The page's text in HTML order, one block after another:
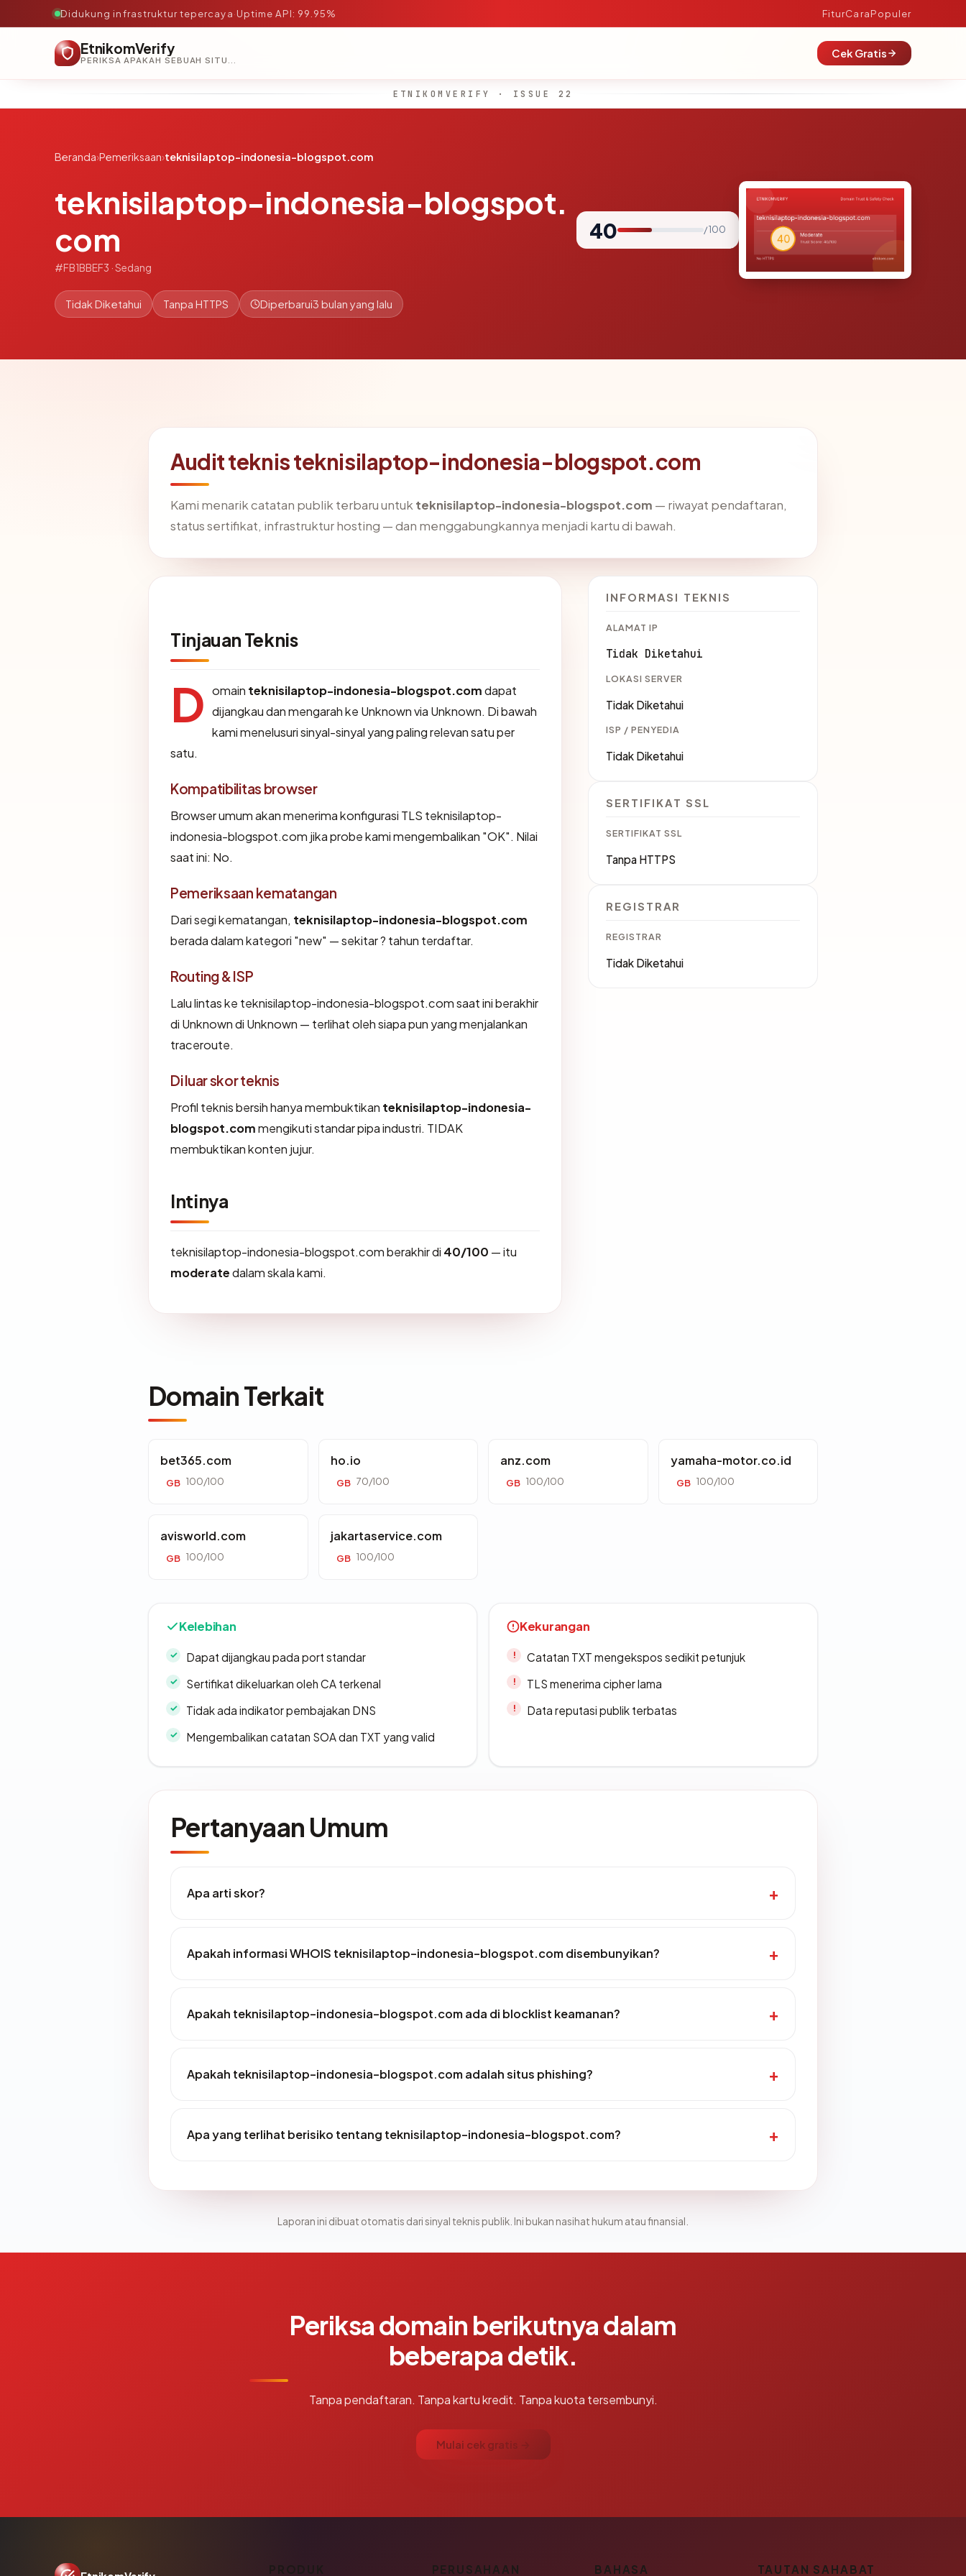
Didukung infrastruktur tepercaya·Uptime API: 99.95% FiturCaraPopuler
EtnikomVerify
PERIKSA APAKAH SEBUAH SITUS AMAN, TEPERCAYA, DAN TERVERIFIKASI DALAM HITUNGAN DETIK.
Cek Gratis
ETNIKOMVERIFY · ISSUE 22
Beranda›Pemeriksaan›teknisilaptop-indonesia-blogspot.com
teknisilaptop-indonesia-blogspot.
com
#FB1BBEF3 · Sedang
40 / 100
Tidak Diketahui Tanpa HTTPS Diperbarui3 bulan yang lalu
Audit teknis teknisilaptop-indonesia-blogspot.com
Kami menarik catatan publik terbaru untuk teknisilaptop-indonesia-blogspot.com — riwayat pendaftaran,
status sertifikat, infrastruktur hosting — dan menggabungkannya menjadi kartu di bawah.
Tinjauan Teknis
D omain teknisilaptop-indonesia-blogspot.comdapat
dijangkau dan mengarah ke Unknown via Unknown. Di bawah
kami menelusuri sinyal-sinyal yang paling relevan satu per
satu.
Kompatibilitas browser
Browser umum akan menerima konfigurasi TLS teknisilaptop-
indonesia-blogspot.com jika probe kami mengembalikan "OK". Nilai
saat ini: No.
Pemeriksaan kematangan
Dari segi kematangan, teknisilaptop-indonesia-blogspot.com
berada dalam kategori "new" — sekitar ? tahun terdaftar.
Routing & ISP
Lalu lintas ke teknisilaptop-indonesia-blogspot.com saat ini berakhir
di Unknown di Unknown — terlihat oleh siapa pun yang menjalankan
traceroute.
Di luar skor teknis
Profil teknis bersih hanya membuktikan teknisilaptop-indonesia-
blogspot.commengikuti standar pipa industri. TIDAK
membuktikan konten jujur.
Intinya
teknisilaptop-indonesia-blogspot.com berakhir di 40/100 — itu
moderatedalam skala kami.
INFORMASI TEKNIS
ALAMAT IP
Tidak Diketahui
LOKASI SERVER
Tidak Diketahui
ISP / PENYEDIA
Tidak Diketahui
SERTIFIKAT SSL
SERTIFIKAT SSL
Tanpa HTTPS
REGISTRAR
REGISTRAR
Tidak Diketahui
Domain Terkait
bet365.com
GB 100/100
ho.io
GB 70/100
anz.com
GB 100/100
yamaha-motor.co.id
GB 100/100
avisworld.com
GB 100/100
jakartaservice.com
GB 100/100
Kelebihan
Dapat dijangkau pada port standar
Sertifikat dikeluarkan oleh CA terkenal
Tidak ada indikator pembajakan DNS
Mengembalikan catatan SOA dan TXT yang valid
Kekurangan
Catatan TXT mengekspos sedikit petunjuk
TLS menerima cipher lama
Data reputasi publik terbatas
Pertanyaan Umum
Apa arti skor?
Apakah informasi WHOIS teknisilaptop-indonesia-blogspot.com disembunyikan?
Apakah teknisilaptop-indonesia-blogspot.com ada di blocklist keamanan?
Apakah teknisilaptop-indonesia-blogspot.com adalah situs phishing?
Apa yang terlihat berisiko tentang teknisilaptop-indonesia-blogspot.com?
Laporan ini dibuat otomatis dari sinyal teknis publik. Ini bukan nasihat hukum atau finansial.
Periksa domain berikutnya dalam
beberapa detik.
Tanpa pendaftaran. Tanpa kartu kredit. Tanpa kuota tersembunyi.
Mulai cek gratis →
PRODUK PERUSAHAAN BAHASA TAUTAN SAHABAT